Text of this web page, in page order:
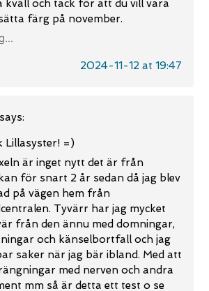
kväll och tack för att du vill vara
färg på november.
2024-11-12 at 19:47
says:
Lillasyster! =)
är inget nytt det är från
för snart 2 år sedan då jag blev
på vägen hem från
Tyvärr har jag mycket
från den ännu med domningar,
och känselbortfall och jag
saker när jag bär ibland. Med att
med nerven och andra
mm så är detta ett test o se